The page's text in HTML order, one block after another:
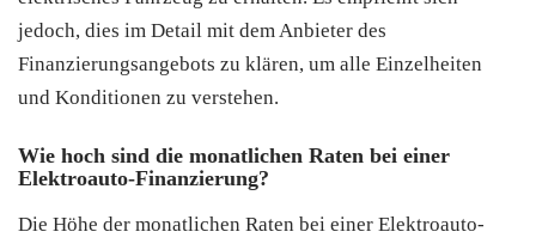
jedoch, dies im Detail mit dem Anbieter des
Finanzierungsangebots zu klären, um alle Einzelheiten
und Konditionen zu verstehen.
Wie hoch sind die monatlichen Raten bei einer
Elektroauto-Finanzierung?
Die Höhe der monatlichen Raten bei einer Elektroauto-